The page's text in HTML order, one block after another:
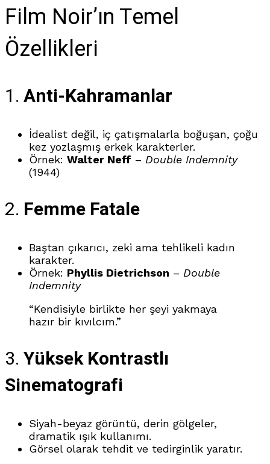
Film Noir’ın Temel
Özellikleri
1. Anti-Kahramanlar
İdealist değil, iç çatışmalarla boğuşan, çoğu
kez yozlaşmış erkek karakterler.
Örnek: Walter Neff – Double Indemnity
(1944)
2. Femme Fatale
Baştan çıkarıcı, zeki ama tehlikeli kadın
karakter.
Örnek: Phyllis Dietrichson – Double
Indemnity
“Kendisiyle birlikte her şeyi yakmaya
hazır bir kıvılcım.”
3. Yüksek Kontrastlı
Sinematografi
Siyah-beyaz görüntü, derin gölgeler,
dramatik ışık kullanımı.
Görsel olarak tehdit ve tedirginlik yaratır.